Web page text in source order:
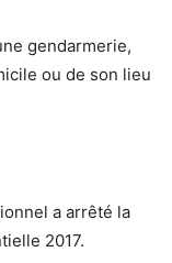
gendarmerie,
ou de son lieu
a arrêté la
2017.